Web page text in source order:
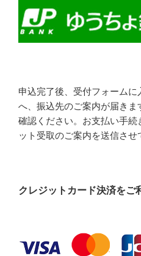
申込完了後、受付フォーム
へ、振込先のご案内が届き
確認ください。お支払い手
ット受取のご案内を送信させ
クレジットカード決済をご